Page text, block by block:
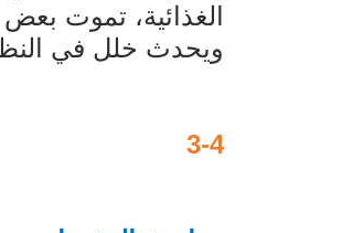
الغذائية، تموت
ويحدث خلل في
3-4